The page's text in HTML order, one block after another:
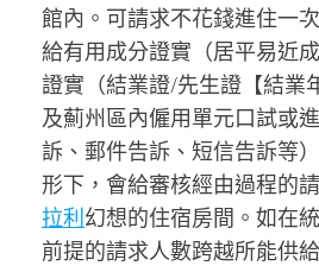
館內。可請求不花錢進住一
給有用成分證實（居平易近
證實（結業證/先生證【結業
及薊州區內僱用單元口試或
訴、郵件告訴、短信告訴等
形下，會給審核經由過程的
拉利幻想的住宿房間。如在
前提的請求人數跨越所能供